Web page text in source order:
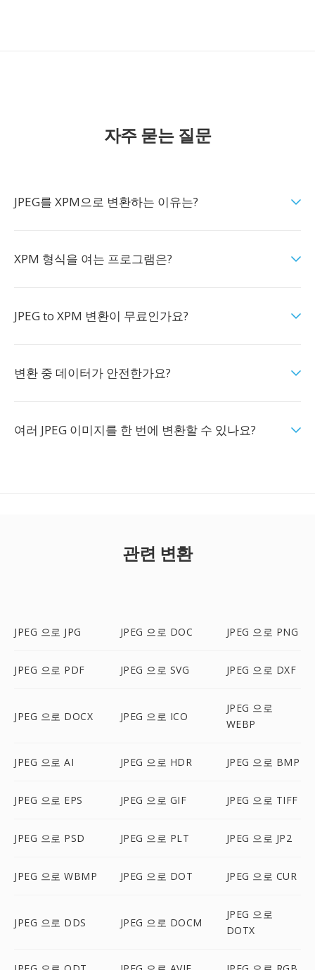
자주 묻는 질문
JPEG를 XPM으로 변환하는 이유는?
XPM 형식을 여는 프로그램은?
JPEG to XPM 변환이 무료인가요?
변환 중 데이터가 안전한가요?
여러 JPEG 이미지를 한 번에 변환할 수 있나요?
관련 변환
JPEG 으로 JPG JPEG 으로 DOC JPEG 으로 PNG
JPEG 으로 PDF JPEG 으로 SVG JPEG 으로 DXF
JPEG 으로 DOCX JPEG 으로 ICO
JPEG 으로
WEBP
JPEG 으로 AI JPEG 으로 HDR JPEG 으로 BMP
JPEG 으로 EPS JPEG 으로 GIF JPEG 으로 TIFF
JPEG 으로 PSD JPEG 으로 PLT JPEG 으로 JP2
JPEG 으로 WBMP JPEG 으로 DOT JPEG 으로 CUR
JPEG 으로 DDS JPEG 으로 DOCM
JPEG 으로
DOTX